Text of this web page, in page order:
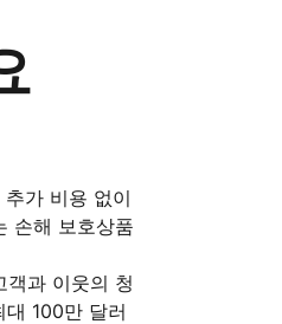
추가 비용 없이
손해 보호상품
객과 이웃의 청
100만 달러